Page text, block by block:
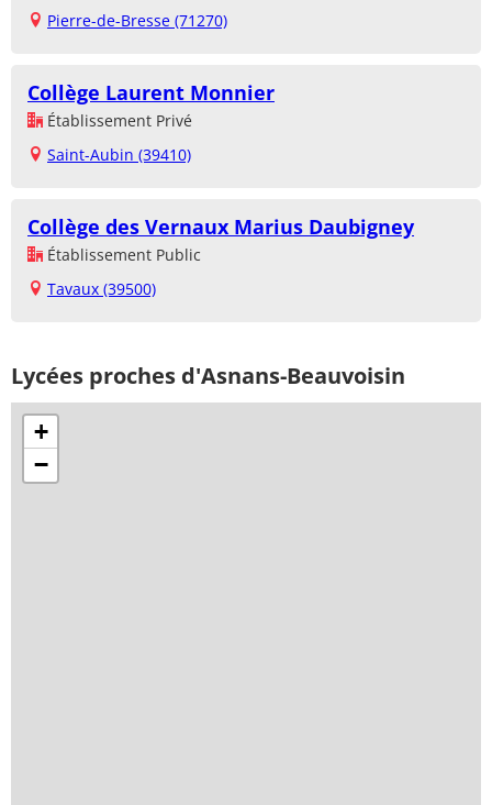
Pierre-de-Bresse (71270)
Collège Laurent Monnier
Établissement Privé
Saint-Aubin (39410)
Collège des Vernaux Marius Daubigney
Établissement Public
Tavaux (39500)
Lycées proches d'Asnans-Beauvoisin
+
−